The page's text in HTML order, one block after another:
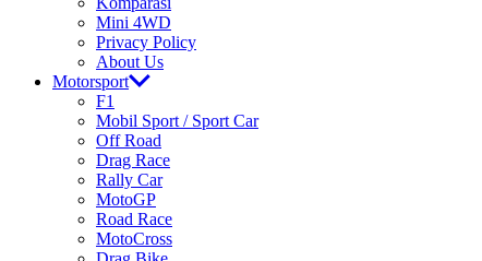
Mini 4WD
Privacy Policy
About Us
Motorsport
F1
Mobil Sport / Sport Car
Off Road
Drag Race
Rally Car
MotoGP
Road Race
MotoCross